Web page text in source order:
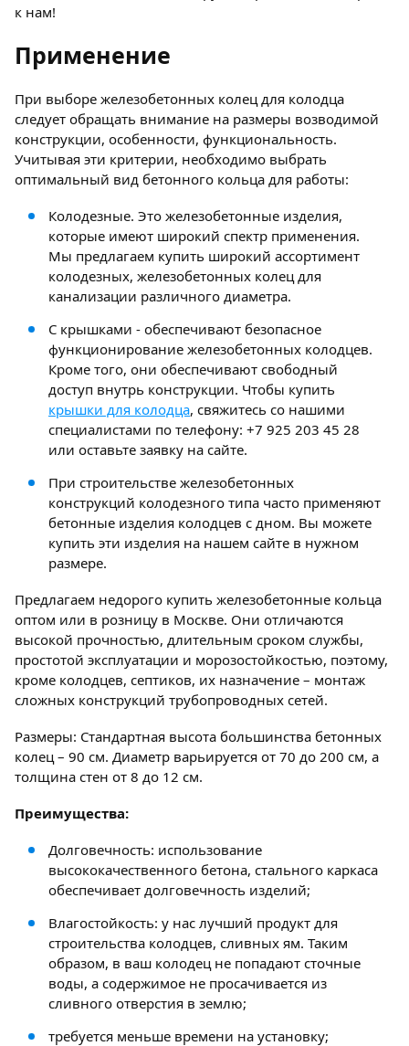
к нам!
Применение
При выборе железобетонных колец для колодца
следует обращать внимание на размеры возводимой
конструкции, особенности, функциональность.
Учитывая эти критерии, необходимо выбрать
оптимальный вид бетонного кольца для работы:
Колодезные. Это железобетонные изделия,
которые имеют широкий спектр применения.
Мы предлагаем купить широкий ассортимент
колодезных, железобетонных колец для
канализации различного диаметра.
С крышками - обеспечивают безопасное
функционирование железобетонных колодцев.
Кроме того, они обеспечивают свободный
доступ внутрь конструкции. Чтобы купить
крышки для колодца, свяжитесь со нашими
специалистами по телефону: +7 925 203 45 28
или оставьте заявку на сайте.
При строительстве железобетонных
конструкций колодезного типа часто применяют
бетонные изделия колодцев с дном. Вы можете
купить эти изделия на нашем сайте в нужном
размере.
Предлагаем недорого купить железобетонные кольца
оптом или в розницу в Москве. Они отличаются
высокой прочностью, длительным сроком службы,
простотой эксплуатации и морозостойкостью, поэтому,
кроме колодцев, септиков, их назначение – монтаж
сложных конструкций трубопроводных сетей.
Размеры: Стандартная высота большинства бетонных
колец – 90 см. Диаметр варьируется от 70 до 200 см, а
толщина стен от 8 до 12 см.
Преимущества:
Долговечность: использование
высококачественного бетона, стального каркаса
обеспечивает долговечность изделий;
Влагостойкость: у нас лучший продукт для
строительства колодцев, сливных ям. Таким
образом, в ваш колодец не попадают сточные
воды, а содержимое не просачивается из
сливного отверстия в землю;
требуется меньше времени на установку;